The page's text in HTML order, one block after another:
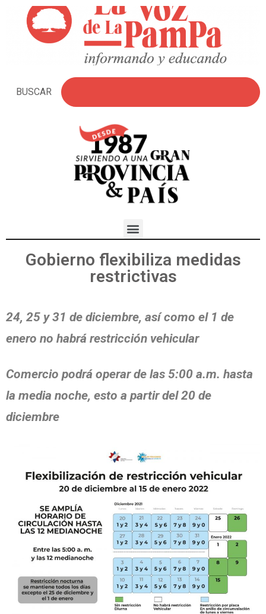
BUSCAR
Gobierno flexibiliza medidas
restrictivas
24, 25 y 31 de diciembre, así como el 1 de
enero no habrá restricción vehicular
Comercio podrá operar de las 5:00 a.m. hasta
la media noche, esto a partir del 20 de
diciembre